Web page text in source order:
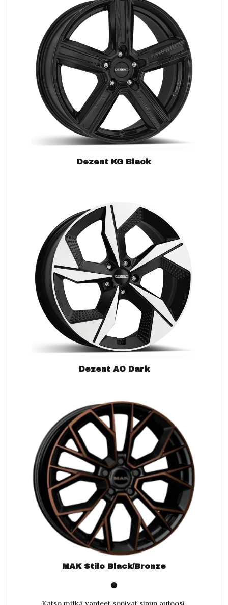
Dezent KG Black
Dezent AO Dark
MAK Stilo Black/Bronze